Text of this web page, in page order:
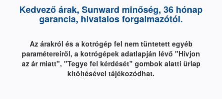
Kedvező árak, Sunward minőség, 36 hónap
garancia, hivatalos forgalmazótól.
Az árakról és a kotrógép fel nem tüntetett egyéb
paramétereiről, a kotrógépek adatlapján lévő "Hívjon
az ár miatt", "Tegye fel kérdését" gombok alatti ürlap
kitöltésével tájékozódhat.